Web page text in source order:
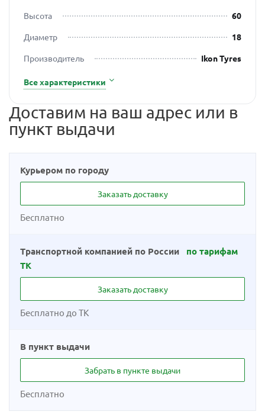
Высота
60
Диаметр
18
Производитель
Ikon Tyres
Все характеристики
Доставим на ваш адрес или в
пункт выдачи
Курьером по городу
Бесплатно
Заказать доставку
Транспортной компанией по России
по тарифам
ТК
Бесплатно до ТК
Заказать доставку
В пункт выдачи
Бесплатно
Забрать в пункте выдачи